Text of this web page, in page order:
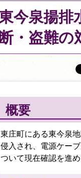
今泉揚排
・盗難の
概要
東庄町にある東今泉
侵入され、電源ケー
ついて現在確認を進